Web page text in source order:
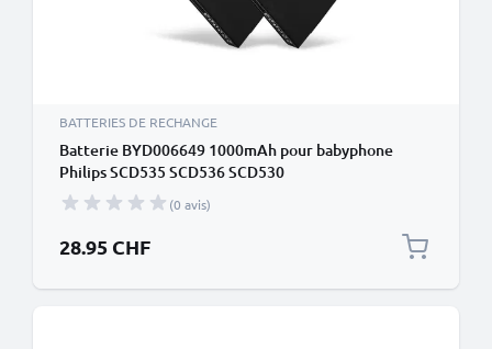
BATTERIES DE RECHANGE
Batterie BYD006649 1000mAh pour babyphone
Philips SCD535 SCD536 SCD530
(0 avis)
28.95 CHF